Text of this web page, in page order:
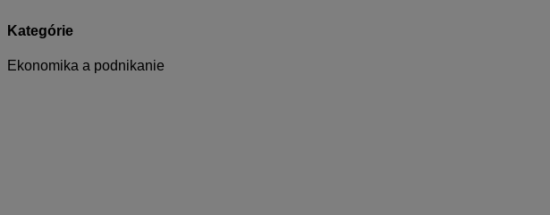
Kategórie
Ekonomika a podnikanie